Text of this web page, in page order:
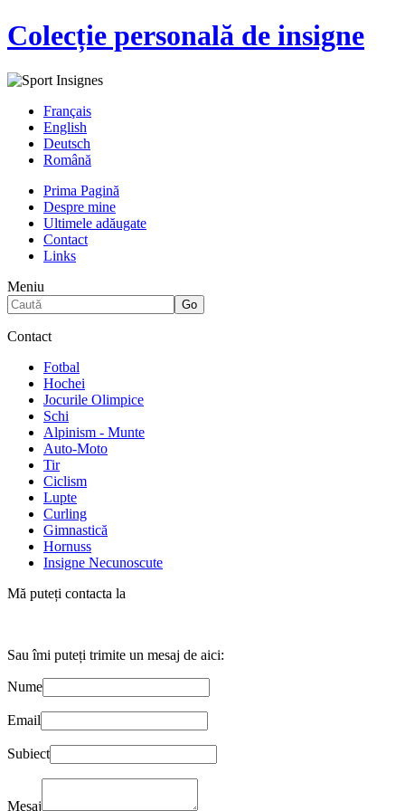
Colecție personală de insigne
Français
English
Deutsch
Română
Prima Pagină
Despre mine
Ultimele adăugate
Contact
Links
Meniu
Contact
Fotbal
Hochei
Jocurile Olimpice
Schi
Alpinism - Munte
Auto-Moto
Tir
Ciclism
Lupte
Curling
Gimnastică
Hornuss
Insigne Necunoscute
Mă puteți contacta la
Sau îmi puteți trimite un mesaj de aici:
Nume
Email
Subiect
Mesaj